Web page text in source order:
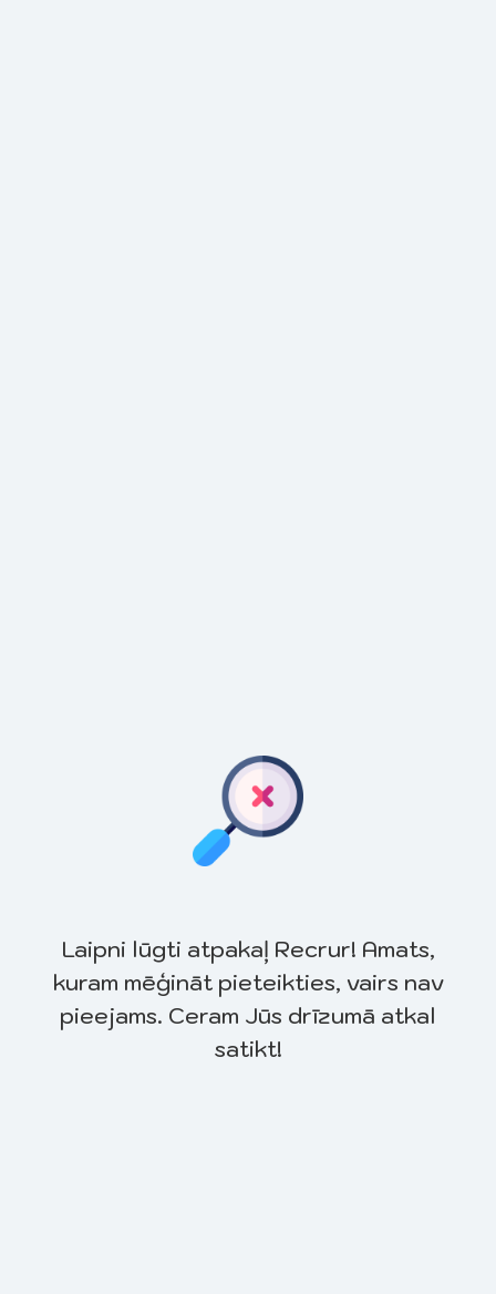
Laipni lūgti atpakaļ Recrur! Amats,
kuram mēģināt pieteikties, vairs nav
pieejams. Ceram Jūs drīzumā atkal
satikt!